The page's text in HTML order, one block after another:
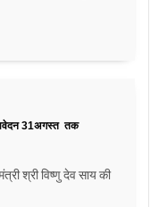
आवेदन 31अगस्त तक
श्री विष्णु देव साय की